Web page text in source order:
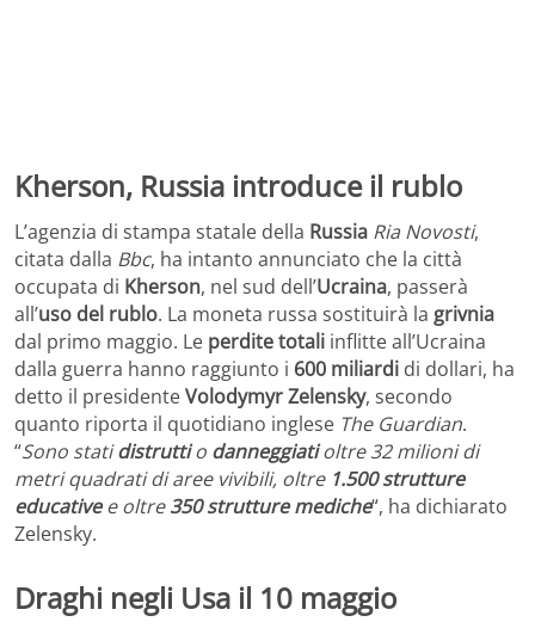
Kherson, Russia introduce il rublo
L’agenzia di stampa statale della Russia Ria Novosti,
citata dalla Bbc, ha intanto annunciato che la città
occupata di Kherson, nel sud dell’Ucraina, passerà
all’uso del rublo. La moneta russa sostituirà la grivnia
dal primo maggio. Le perdite totali inflitte all’Ucraina
dalla guerra hanno raggiunto i 600 miliardi di dollari, ha
detto il presidenteVolodymyr Zelensky, secondo
quanto riporta il quotidiano inglese The Guardian.
“Sono statidistruttio danneggiatioltre 32 milioni di
metri quadrati di aree vivibili, oltre 1.500 strutture
educativee oltre350 strutture mediche“, ha dichiarato
Zelensky.
Draghi negli Usa il 10 maggio